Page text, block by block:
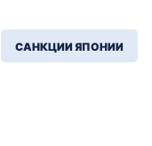
САНКЦИИ ЯПОНИИ